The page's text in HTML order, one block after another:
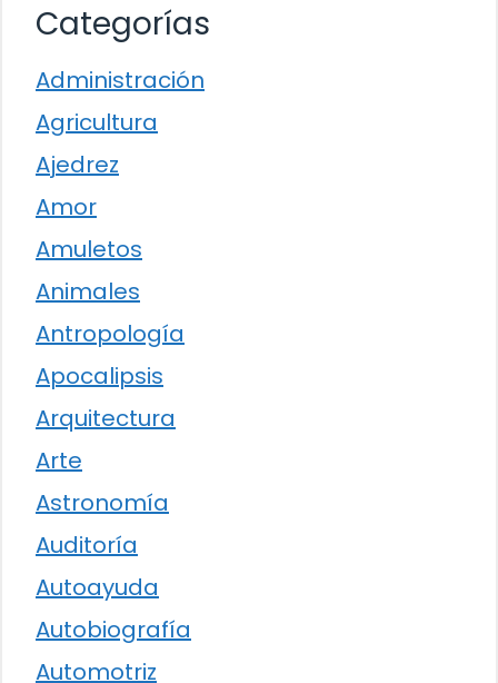
Categorías
Administración
Agricultura
Ajedrez
Amor
Amuletos
Animales
Antropología
Apocalipsis
Arquitectura
Arte
Astronomía
Auditoría
Autoayuda
Autobiografía
Automotriz